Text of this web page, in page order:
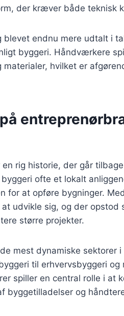
der kræver både teknisk
endnu mere udtalt i
byggeri. Håndværkere
hvilket er
rig historie, der går
ofte et lokalt
for at opføre bygninger.
udvikle sig, og der opstod
større projekter.
mest dynamiske sektorer
til erhvervsbyggeri og
spiller en central rolle i at
byggetilladelser og